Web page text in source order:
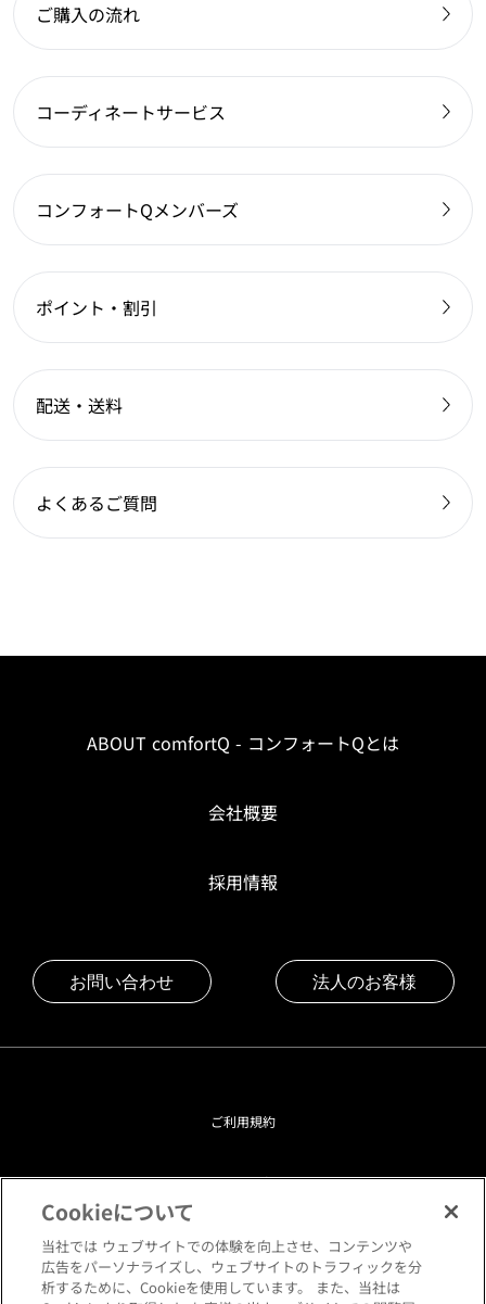
ご購入の流れ
コーディネートサービス
コンフォートQメンバーズ
ポイント・割引
配送・送料
よくあるご質問
ABOUT comfortQ - コンフォートQとは
会社概要
採用情報
お問い合わせ 法人のお客様
ご利用規約
プライバシーポリシー
クッキーポリシー
Cookieについて
当社では ウェブサイトでの体験を向上させ、コンテンツや
広告をパーソナライズし、ウェブサイトのトラフィックを分
析するために、Cookieを使用しています。 また、当社は